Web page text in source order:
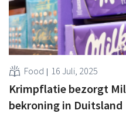
Food 16 Juli, 2025
Krimpflatie bezorgt
bekroning in Duitsland